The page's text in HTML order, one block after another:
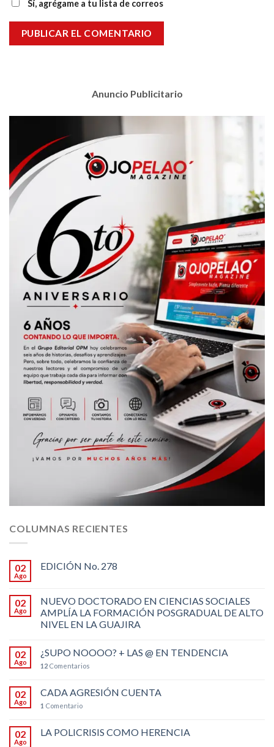
Sí, agrégame a tu lista de correos
Anuncio Publicitario
COLUMNAS RECIENTES
02
Ago
EDICIÓN No. 278
02
Ago
NUEVO DOCTORADO EN CIENCIAS SOCIALES
AMPLÍA LA FORMACIÓN POSGRADUAL DE ALTO
NIVEL EN LA GUAJIRA
02
Ago
¿SUPO NOOOO? + LAS @ EN TENDENCIA
12 Comentarios
02
Ago
CADA AGRESIÓN CUENTA
1 Comentario
02
Ago
LA POLICRISIS COMO HERENCIA